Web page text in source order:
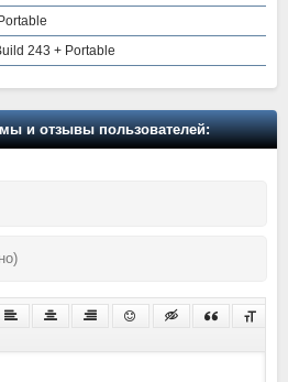
243 + Portable
и отзывы пользователей: